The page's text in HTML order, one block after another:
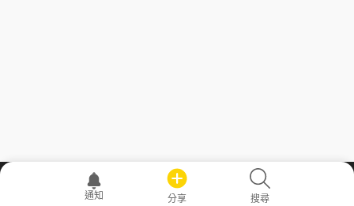
職場透明化運動
通知 分享 搜尋